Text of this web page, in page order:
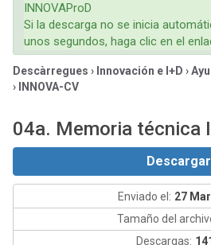
INNOVAProD
Si la descarga no se inicia
unos segundos, haga clic en el
Descàrregues › Innovación e I+D ›
›
INNOVA-CV
04a. Memoria técnica
Descargar
Enviado el: 27
Tamaño del
Descargas: